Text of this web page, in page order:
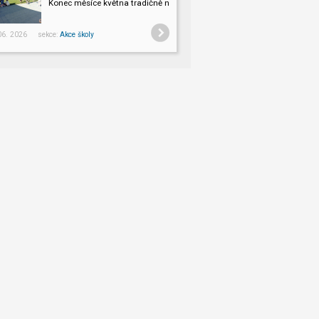
Konec měsíce května tradičně na Slovensku v HLOHOVCI!
2026 sekce: Akce školy